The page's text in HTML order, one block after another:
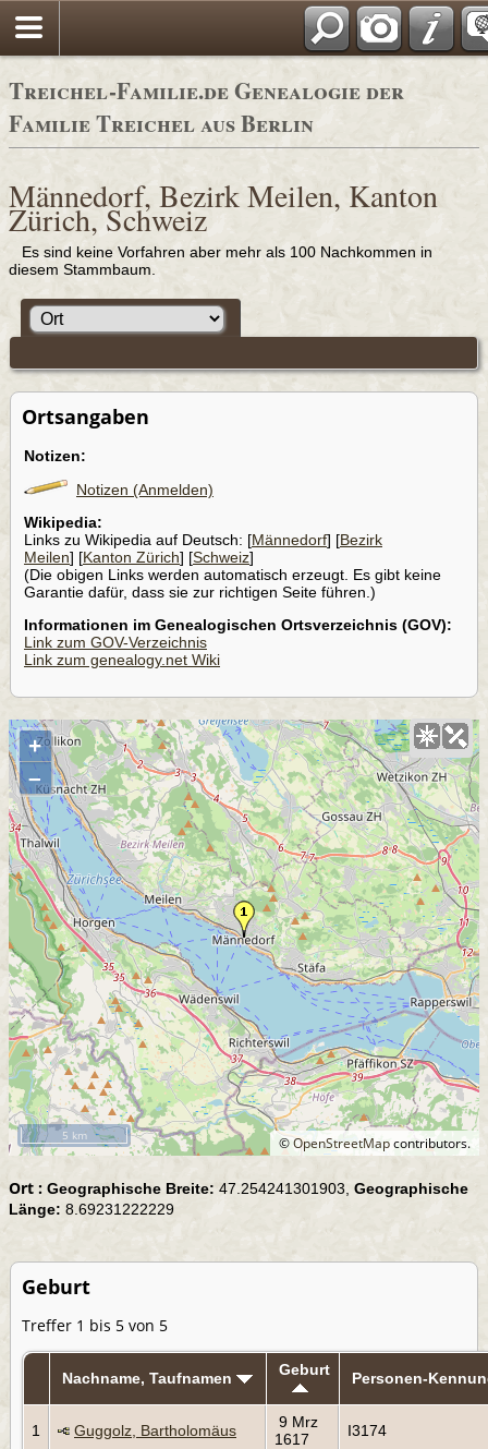
Adressbücher
Treichel-Familie.de Genealogie der
Familie Treichel aus Berlin
Männedorf, Bezirk Meilen, Kanton
Zürich, Schweiz
Es sind keine Vorfahren aber mehr als 100 Nachkommen in
diesem Stammbaum.
Ortsangaben
Notizen:
Notizen (Anmelden)
Wikipedia:
Links zu Wikipedia auf Deutsch: [Männedorf] [Bezirk
Meilen] [Kanton Zürich] [Schweiz]
(Die obigen Links werden automatisch erzeugt. Es gibt keine
Garantie dafür, dass sie zur richtigen Seite führen.)
Informationen im Genealogischen Ortsverzeichnis (GOV):
Link zum GOV-Verzeichnis
Link zum genealogy.net Wiki
+
–
©OpenStreetMapcontributors.
5 km
Ort : Geographische Breite: 47.254241301903, Geographische
Länge: 8.69231222229
Geburt
Treffer 1 bis 5 von 5
Nachname, Taufnamen Geburt Personen-
1 Guggolz, Bartholomäus
9 Mrz
1617
I3174